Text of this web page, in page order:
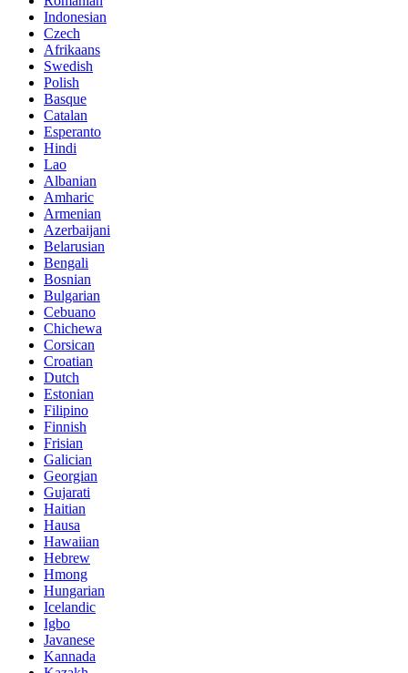
Indonesian
Czech
Afrikaans
Swedish
Polish
Basque
Catalan
Esperanto
Hindi
Lao
Albanian
Amharic
Armenian
Azerbaijani
Belarusian
Bengali
Bosnian
Bulgarian
Cebuano
Chichewa
Corsican
Croatian
Dutch
Estonian
Filipino
Finnish
Frisian
Galician
Georgian
Gujarati
Haitian
Hausa
Hawaiian
Hebrew
Hmong
Hungarian
Icelandic
Igbo
Javanese
Kannada